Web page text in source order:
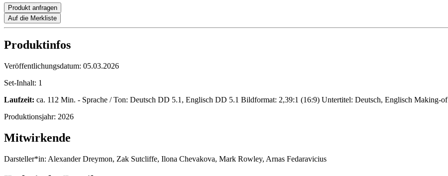
Produkt anfragen
Auf die Merkliste
Produktinfos
Veröffentlichungsdatum: 05.03.2026
Set-Inhalt: 1
Laufzeit: ca. 112 Min. - Sprache / Ton: Deutsch DD 5.1, Englisch DD 5.1 Bildformat: 2,39:1 (16:9) Untertitel: Deutsch, Englisch Making-of
Produktionsjahr: 2026
Mitwirkende
Darsteller*in: Alexander Dreymon, Zak Sutcliffe, Ilona Chevakova, Mark Rowley, Arnas Fedaravicius